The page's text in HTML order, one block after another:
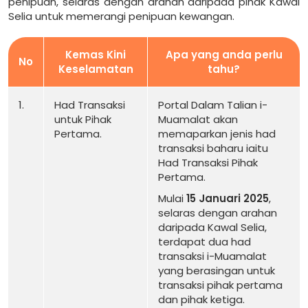
Selia untuk memerangi penipuan kewangan.
No
Kemas Kini
Keselamatan
Apa yang anda perlu
tahu?
1.
Had Transaksi
untuk Pihak
Pertama.
Portal Dalam Talian i-
Muamalat akan
memaparkan jenis had
transaksi baharu iaitu
Had Transaksi Pihak
Pertama.
Mulai 15 Januari 2025,
selaras dengan arahan
daripada Kawal Selia,
terdapat dua had
transaksi i-Muamalat
yang berasingan untuk
transaksi pihak pertama
dan pihak ketiga.